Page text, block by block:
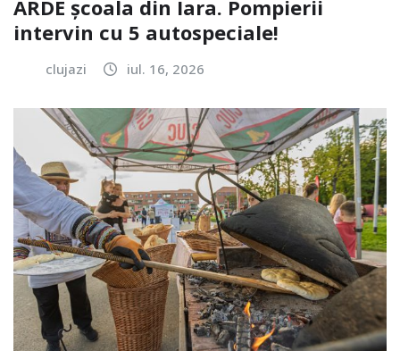
ARDE școala din Iara. Pompierii
intervin cu 5 autospeciale!
clujazi iul. 16, 2026